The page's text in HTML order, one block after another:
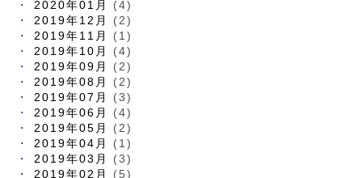
2020年01月
(4)
2019年12月
(2)
2019年11月
(1)
2019年10月
(4)
2019年09月
(2)
2019年08月
(2)
2019年07月
(3)
2019年06月
(4)
2019年05月
(2)
2019年04月
(1)
2019年03月
(3)
2019年02月
(5)